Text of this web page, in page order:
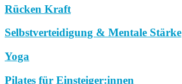
Rücken Kraft
Selbstverteidigung & Mentale Stärke
Yoga
Pilates für Einsteiger:innen